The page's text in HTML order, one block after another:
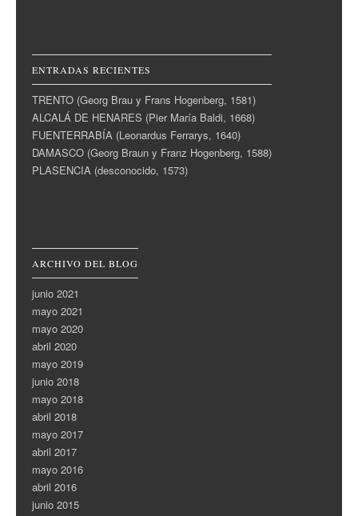
ENTRADAS RECIENTES
TRENTO (Georg Brau y Frans Hogenberg, 1581)
ALCALÁ DE HENARES (Pier María Baldi, 1668)
FUENTERRABÍA (Leonardus Ferrarys, 1640)
DAMASCO (Georg Braun y Franz Hogenberg, 1588)
PLASENCIA (desconocido, 1573)
ARCHIVO DEL BLOG
junio 2021
mayo 2021
mayo 2020
abril 2020
mayo 2019
junio 2018
mayo 2018
abril 2018
mayo 2017
abril 2017
mayo 2016
abril 2016
junio 2015